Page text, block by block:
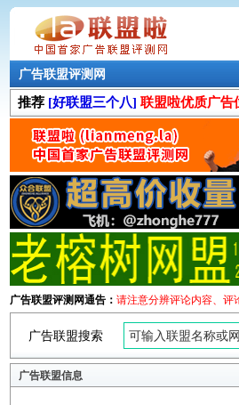
广告联盟评测网
推荐 [好联盟三个八] 联盟啦优质广告
广告联盟评测网通告： 请注意分辨评论内容、评
广告联盟搜索
广告联盟信息